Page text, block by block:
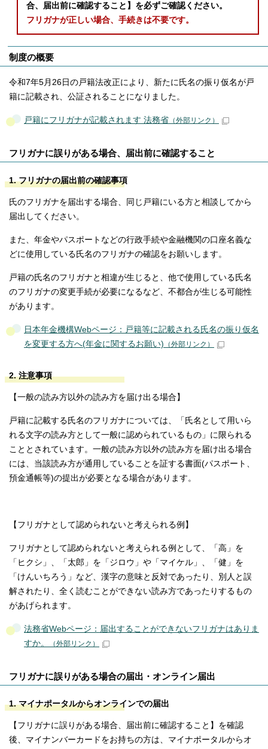
合、届出前に確認すること】を必ずご確認ください。
フリガナが正しい場合、手続きは不要です。
制度の概要
令和7年5月26日の戸籍法改正により、新たに氏名の振り仮名が戸
籍に記載され、公証されることになりました。
戸籍にフリガナが記載されます 法務省 （外部リンク）
フリガナに誤りがある場合、届出前に確認すること
1. フリガナの届出前の確認事項
氏のフリガナを届出する場合、同じ戸籍にいる方と相談してから
届出してください。
また、年金やパスポートなどの行政手続や金融機関の口座名義な
どに使用している氏名のフリガナの確認をお願いします。
戸籍の氏名のフリガナと相違が生じると、他で使用している氏名
のフリガナの変更手続が必要になるなど、不都合が生じる可能性
があります。
日本年金機構Webページ：戸籍等に記載される氏名の振り仮名
を変更する方へ(年金に関するお願い) （外部リンク）
2. 注意事項
【一般の読み方以外の読み方を届け出る場合】
戸籍に記載する氏名のフリガナについては、「氏名として用いら
れる文字の読み方として一般に認められているもの」に限られる
こととされています。一般の読み方以外の読み方を届け出る場合
には、当該読み方が通用していることを証する書面(パスポート、
預金通帳等)の提出が必要となる場合があります。
【フリガナとして認められないと考えられる例】
フリガナとして認められないと考えられる例として、「高」を
「ヒクシ」、「太郎」を「ジロウ」や「マイケル」、「健」を
「けんいちろう」など、漢字の意味と反対であったり、別人と誤
解されたり、全く読むことができない読み方であったりするもの
があげられます。
法務省Webページ：届出することができないフリガナはありま
すか。
（外部リンク）
フリガナに誤りがある場合の届出・オンライン届出
1. マイナポータルからオンラインでの届出
【フリガナに誤りがある場合、届出前に確認すること】を確認
後、マイナンバーカードをお持ちの方は、マイナポータルからオ